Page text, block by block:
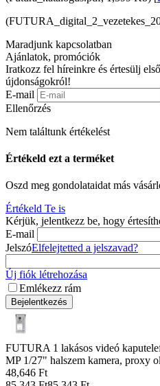
Maradjunk kapcsolatban
Ajánlatok, promóciók
Iratkozz fel híreinkre és értesülj
újdonságokról!
E-mail
Ellenőrzés
Nem találtunk értékelést
Értékeld ezt a terméket
Oszd meg gondolataidat más
Értékeld Te is
Kérjük, jelentkezz be, hogy
E-mail
JelszóElfelejtetted a jelszavad?
Új fiók létrehozása
Emlékezz rám
Bejelentkezés
FUTURA 1 lakásos videó
MP 1/27" halszem kamera, proxy
48,646 Ft